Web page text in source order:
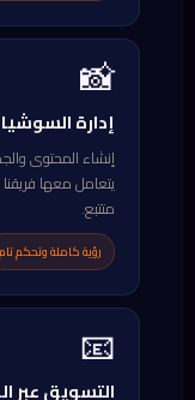
📸
إدارة
إنشاء المحتوى
يتعامل معها
متتبع.
رؤية كاملة وتحكم تام
📧
التسويق عبر